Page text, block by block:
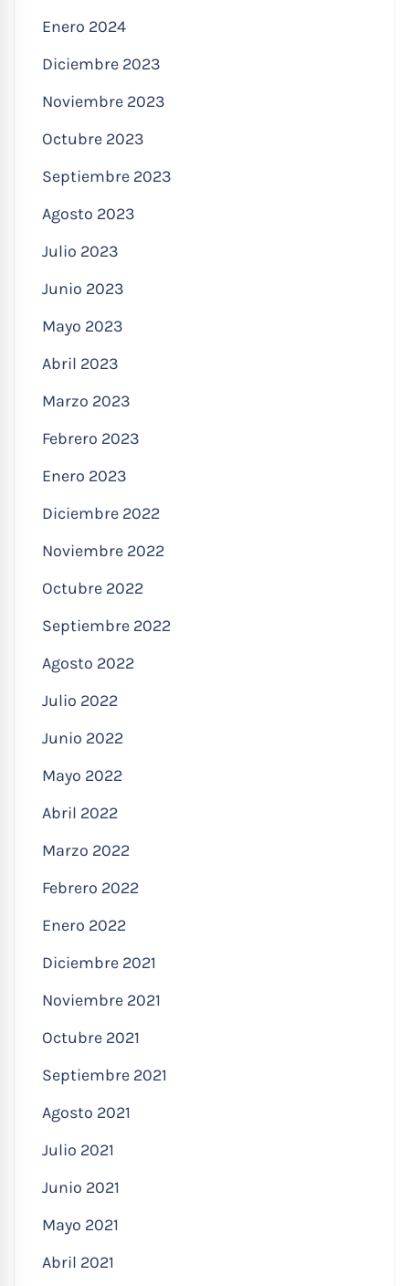
Enero 2024
Diciembre 2023
Noviembre 2023
Octubre 2023
Septiembre 2023
Agosto 2023
Julio 2023
Junio 2023
Mayo 2023
Abril 2023
Marzo 2023
Febrero 2023
Enero 2023
Diciembre 2022
Noviembre 2022
Octubre 2022
Septiembre 2022
Agosto 2022
Julio 2022
Junio 2022
Mayo 2022
Abril 2022
Marzo 2022
Febrero 2022
Enero 2022
Diciembre 2021
Noviembre 2021
Octubre 2021
Septiembre 2021
Agosto 2021
Julio 2021
Junio 2021
Mayo 2021
Abril 2021